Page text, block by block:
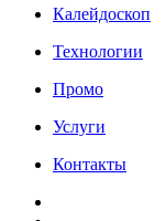
Калейдоскоп
Технологии
Промо
Услуги
Контакты